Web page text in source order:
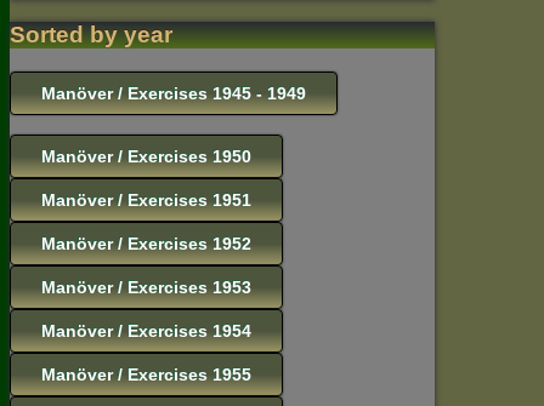
Sorted by year
Manöver / Exercises 1945 - 1949
Manöver / Exercises 1950
Manöver / Exercises 1951
Manöver / Exercises 1952
Manöver / Exercises 1953
Manöver / Exercises 1954
Manöver / Exercises 1955